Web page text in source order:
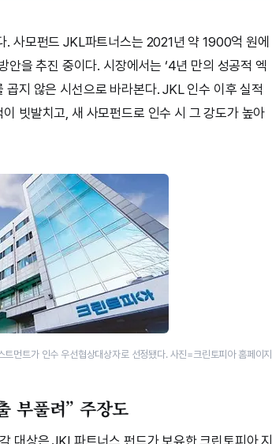
사모펀드 JKL파트너스는 2021년 약 1900억 원에
을 추진 중이다. 시장에서는 ‘4년 만의 성공적 엑
곱지 않은 시선으로 바라본다. JKL 인수 이후 실적
빗발치고, 새 사모펀드로 인수 시 그 강도가 높아
먼트가 인수 우선협상대상자로 선정됐다.​ 사진=크린토피아 홈페이지
부풀려” 주장도
대상은 JKL파트너스 펀드가 보유한 크린토피아 지